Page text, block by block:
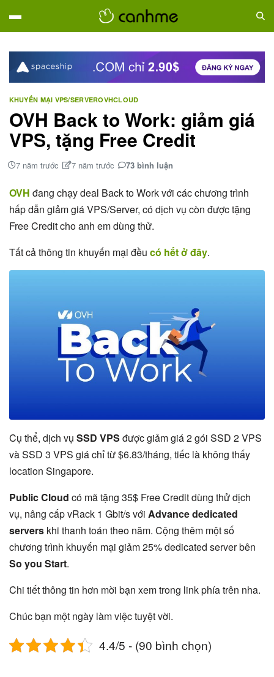
KHUYẾN MẠI VPS/SERVEROVHCLOUD
OVH Back to Work: giảm giá
VPS, tặng Free Credit
7 năm trước 7 năm trước 73 bình luận
OVH đang chạy deal Back to Work với các chương trình
hấp dẫn giảm giá VPS/Server, có dịch vụ còn được tặng
Free Credit cho anh em dùng thử.
Tất cả thông tin khuyến mại đều có hết ở đây.
Cụ thể, dịch vụ SSD VPS được giảm giá 2 gói SSD 2 VPS
và SSD 3 VPS giá chỉ từ $6.83/tháng, tiếc là không thấy
location Singapore.
Public Cloud có mã tặng 35$ Free Credit dùng thử dịch
vụ, nâng cấp vRack 1 Gbit/s với Advance dedicated
serverskhi thanh toán theo năm. Cộng thêm một số
chương trình khuyến mại giảm 25% dedicated server bên
So you Start.
Chi tiết thông tin hơn mời bạn xem trong link phía trên nha.
Chúc bạn một ngày làm việc tuyệt vời.
4.4/5 - (90 bình chọn)